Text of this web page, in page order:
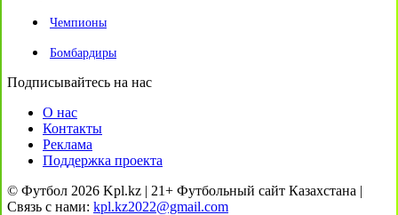
Чемпионы
Бомбардиры
Подписывайтесь на нас
О нас
Контакты
Реклама
Поддержка проекта
© Футбол 2026 Kpl.kz | 21+ Футбольный сайт Казахстана |
Связь с нами: kpl.kz2022@gmail.com